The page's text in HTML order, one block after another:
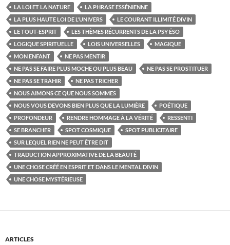
LA LOI ET LA NATURE
LA PHRASE ESSÉNIENNE
LA PLUS HAUTE LOI DE L'UNIVERS
LE COURANT ILLIMITÉ DIVIN
LE TOUT-ESPRIT
LES THÈMES RÉCURRENTS DE LA PSY ÉSO
LOGIQUE SPIRITUELLE
LOIS UNIVERSELLES
MAGIQUE
MON ENFANT
NE PAS MENTIR
NE PAS SE FAIRE PLUS MOCHE OU PLUS BEAU
NE PAS SE PROSTITUER
NE PAS SE TRAHIR
NE PAS TRICHER
NOUS AIMONS CE QUE NOUS SOMMES
NOUS VOUS DEVONS BIEN PLUS QUE LA LUMIÈRE
POÉTIQUE
PROFONDEUR
RENDRE HOMMAGE À LA VÉRITÉ
RESSENTI
SE BRANCHER
SPOT COSMIQUE
SPOT PUBLICITAIRE
SUR LEQUEL RIEN NE PEUT ÊTRE DIT
TRADUCTION APPROXIMATIVE DE LA BEAUTÉ
UNE CHOSE CRÉÉ EN ESPRIT ET DANS LE MENTAL DIVIN
UNE CHOSE MYSTÉRIEUSE
ARTICLES